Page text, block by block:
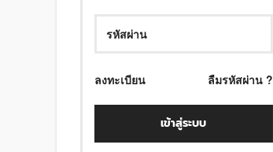
ลงทะเบียน ลืมรหัสผ่าน ?
เข้าสู่ระบบ